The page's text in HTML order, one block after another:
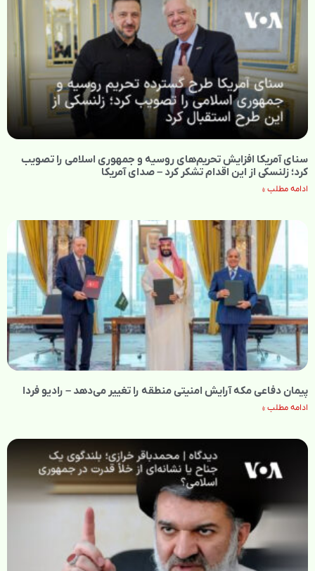
سنای آمریکا افزایش تحریم‌های روسیه و جمهوری اسلامی را تصویب
کرد؛ زلنسکی از این اقدام تشکر کرد – صدای آمریکا
ادامه مطلب »
پیمان دفاعی مکه آرایش امنیتی منطقه را تغییر می‌دهد – رادیو فردا
ادامه مطلب »